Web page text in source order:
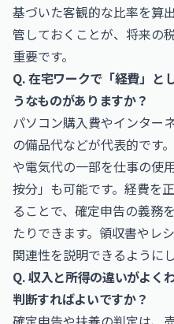
基づいた客観的な比率を算
管しておくことが、将来の
重要です。
Q. 在宅ワークで「経費」と
うなものがありますか？
パソコン購入費やインター
の備品代などが代表的です
や電気代の一部を仕事の使
按分」も可能です。経費を
ることで、確定申告の義務
たりできます。領収書やレ
関連性を説明できるように
Q. 収入と所得の違いがよく
判断すればよいですか？